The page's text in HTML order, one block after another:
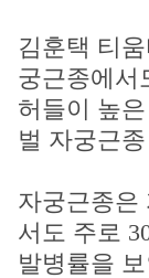
김훈택 티
궁근종에서
허들이 높
벌 자궁근
자궁근종은
서도 주로
발병률을